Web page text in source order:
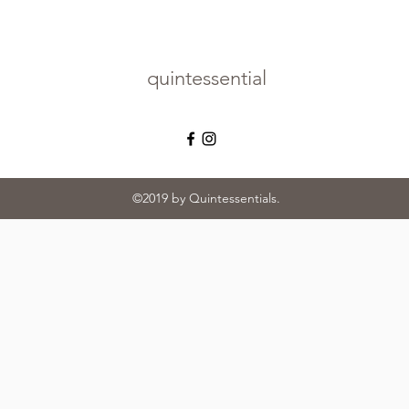
quintessential
©2019 by Quintessentials.